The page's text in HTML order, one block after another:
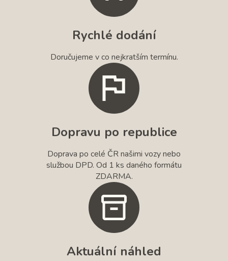
Rychlé dodání
Doručujeme v co nejkratším termínu.
Dopravu po republice
Doprava po celé ČR našimi vozy nebo
službou DPD. Od 1 ks daného formátu
ZDARMA.
Aktuální náhled